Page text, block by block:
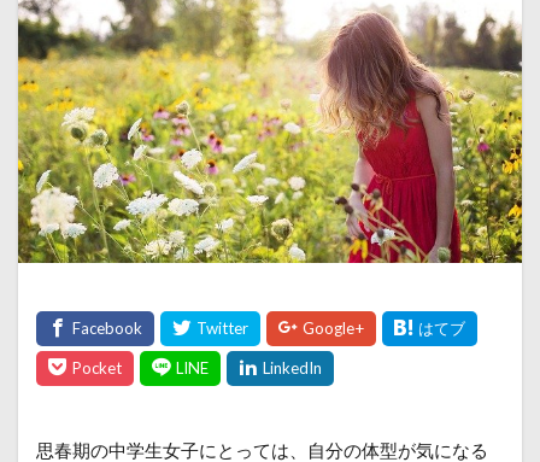
思春期の中学生女子にとっては、自分の体型が気になる